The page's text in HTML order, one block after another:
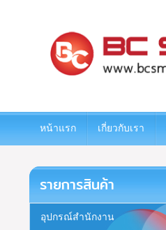
หน้าแรก เกี่ยวกับเรา
รายการสินค้า
อุปกรณ์สำนักงาน